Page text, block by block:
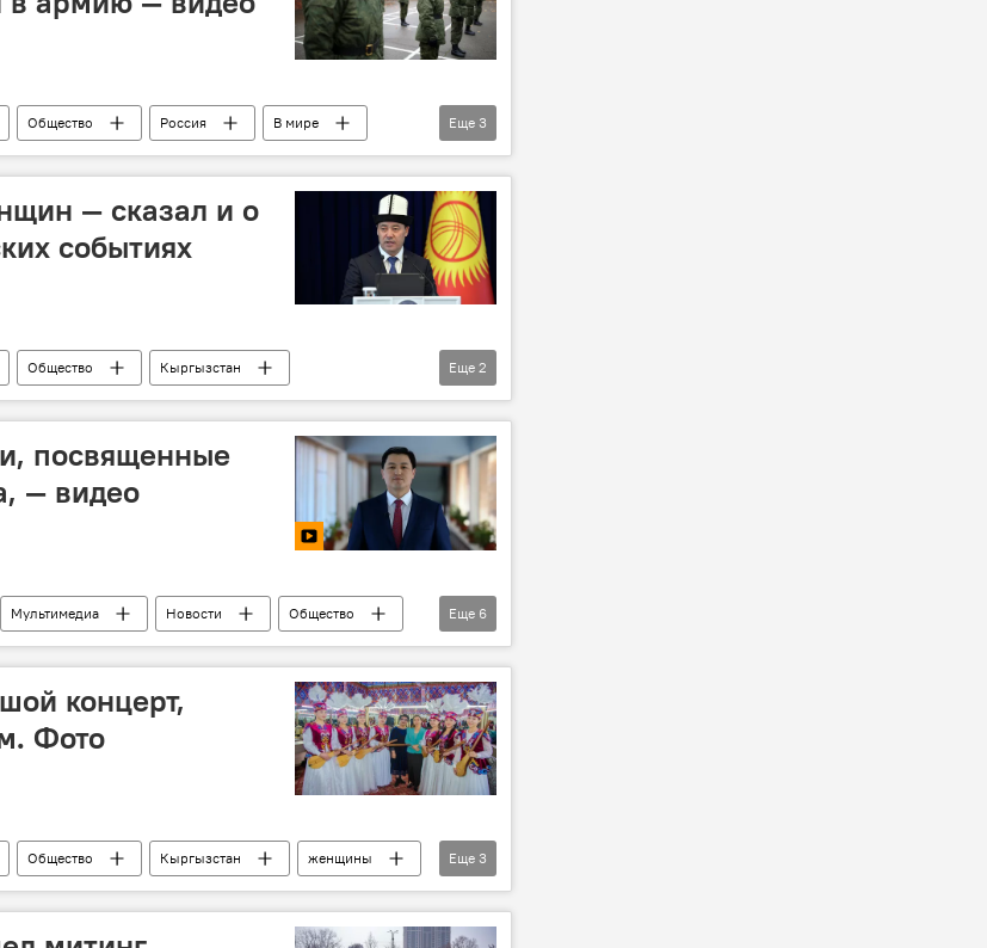
Общество Россия
В мире
Еще 3
— сказал и о
событиях
Общество
Кыргызстан
Еще 2
посвященные
— видео
Мультимедиа Новости
Общество
премьер-министр
Улукбек Марипов
Еще 6
концерт,
Фото
Общество Кыргызстан
женщины
Еще 3